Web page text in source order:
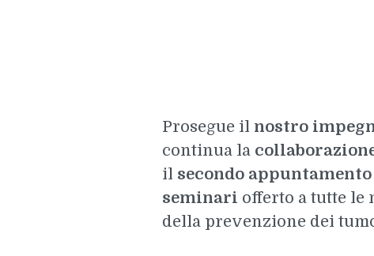
Prosegue il nostro
continua la
il secondo
seminari offerto a tutte le
della prevenzione dei